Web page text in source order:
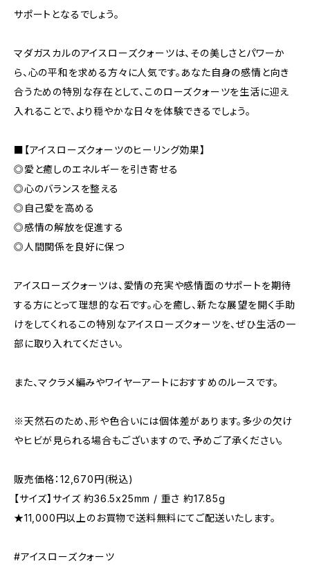
サポートとなるでしょう。
マダガスカルのアイスローズクォーツは、その美しさとパワーか
ら、心の平和を求める方々に人気です。あなた自身の感情と向き
合うための特別な存在として、このローズクォーツを生活に迎え
入れることで、より穏やかな日々を体験できるでしょう。
■【アイスローズクォーツのヒーリング効果】
◎愛と癒しのエネルギーを引き寄せる
◎心のバランスを整える
◎自己愛を高める
◎感情の解放を促進する
◎人間関係を良好に保つ
アイスローズクォーツは、愛情の充実や感情面のサポートを期待
する方にとって理想的な石です。心を癒し、新たな展望を開く手助
けをしてくれるこの特別なアイスローズクォーツを、ぜひ生活の一
部に取り入れてください。
また、マクラメ編みやワイヤーアートにおすすめのルースです。
※天然石のため、形や色合いには個体差があります。多少の欠け
やヒビが見られる場合もございますので、予めご了承ください。
販売価格：12,670円(税込)
【サイズ】サイズ 約36.5x25mm / 重さ 約17.85g
★11,000円以上のお買物で送料無料にてご配送いたします。
#アイスローズクォーツ